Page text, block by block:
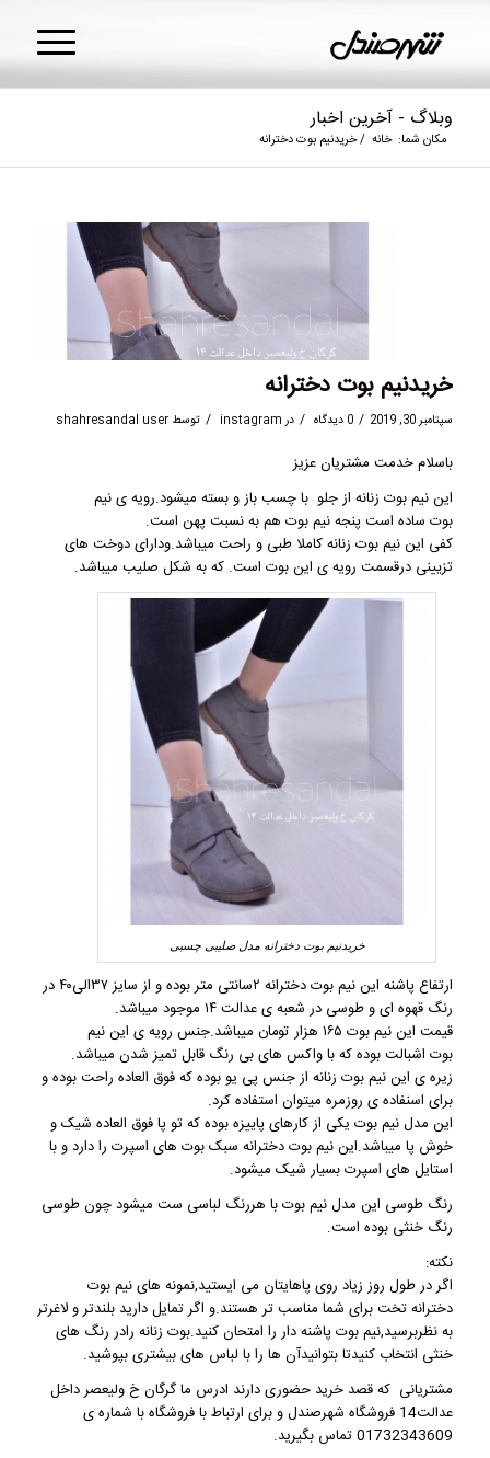
وبلاگ - آخرین اخبار
مکان شما: خانه /خریدنیم بوت دخترانه
خریدنیم بوت دخترانه
سپتامبر 30, 2019 / 0 دیدگاه / در instagram
/ توسط shahresandal user
باسلام خدمت مشتریان عزیز
ایننیم بوت زنانهاز جلو با چسب باز و بسته میشود.رویه ینیم
بوت سادهاست پنجه نیم بوت هم به نسبت پهن است.
کفی ایننیم بوت زنانهکاملا طبی و راحت میباشد.ودارای دوخت های
تزیینی درقسمت رویه ی این بوت است. که به شکل صلیب میباشد.
خریدنیم بوت دخترانه مدل صلیبی چسبی
ارتفاع پاشنه ایننیم بوت دخترانه
۲سانتی متر بوده و از سایز ۳۷الی۴۰ در
رنگ قهوه ای و طوسی در شعبه ی عدالت ۱۴ موجود میباشد.
قیمت ایننیم بوت
۱۶۵ هزار تومان میباشد.جنس رویه ی این نیم
بوت اشبالت بوده که با واکس های بی رنگ قابل تمیز شدن میباشد.
زیره ی ایننیم بوت زنانهاز جنس پی یو بوده که فوق العاده راحت بوده و
برای اسنفاده ی روزمره میتوان استفاده کرد.
این مدل نیم بوت یکی از کارهای پاییزه بوده که تو پا فوق العاده شیک و
خوش پا میباشد.ایننیم بوت دخترانهسبک بوت های اسپرت را دارد و با
استایل های اسپرت بسیار شیک میشود.
رنگ طوسی این مدل نیم بوت با هررنگ لباسی ست میشود چون طوسی
رنگ خنثی بوده است.
نکته:
اگر در طول روز زیاد روی پاهایتان می ایستید,نمونه هاینیم بوت
دخترانهتخت برای شما مناسب تر هستند.و اگر تمایل دارید بلندتر و لاغرتر
به نظربرسید,نیم بوت پاشنه دار را امتحان کنید.بوت زنانه رادر رنگ های
خنثی انتخاب کنیدتا بتوانیدآن ها را با لباس های بیشتری بپوشید.
مشتریانی که قصد خرید حضوری دارند ادرس ما گرگان خ ولیعصر داخل
عدالت14 فروشگاه شهرصندل و برای ارتباط با فروشگاه با شماره ی
01732343609 تماس بگیرید.